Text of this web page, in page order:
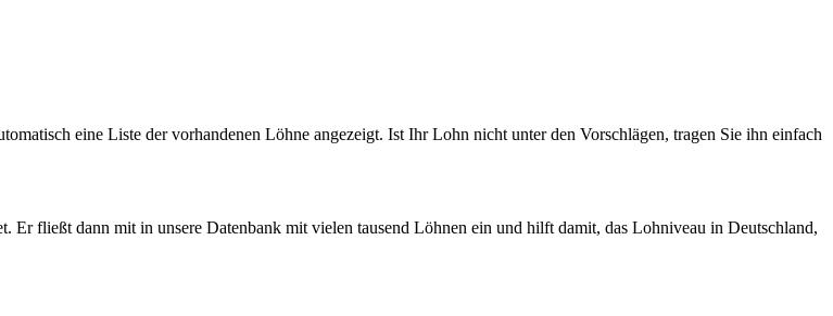
eine Liste der vorhandenen Löhne angezeigt. Ist Ihr Lohn nicht unter den Vorschlägen, tragen Sie ihn einfach
fließt dann mit in unsere Datenbank mit vielen tausend Löhnen ein und hilft damit, das Lohniveau in Deutschland,